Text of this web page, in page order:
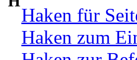
Haken für
Haken zum